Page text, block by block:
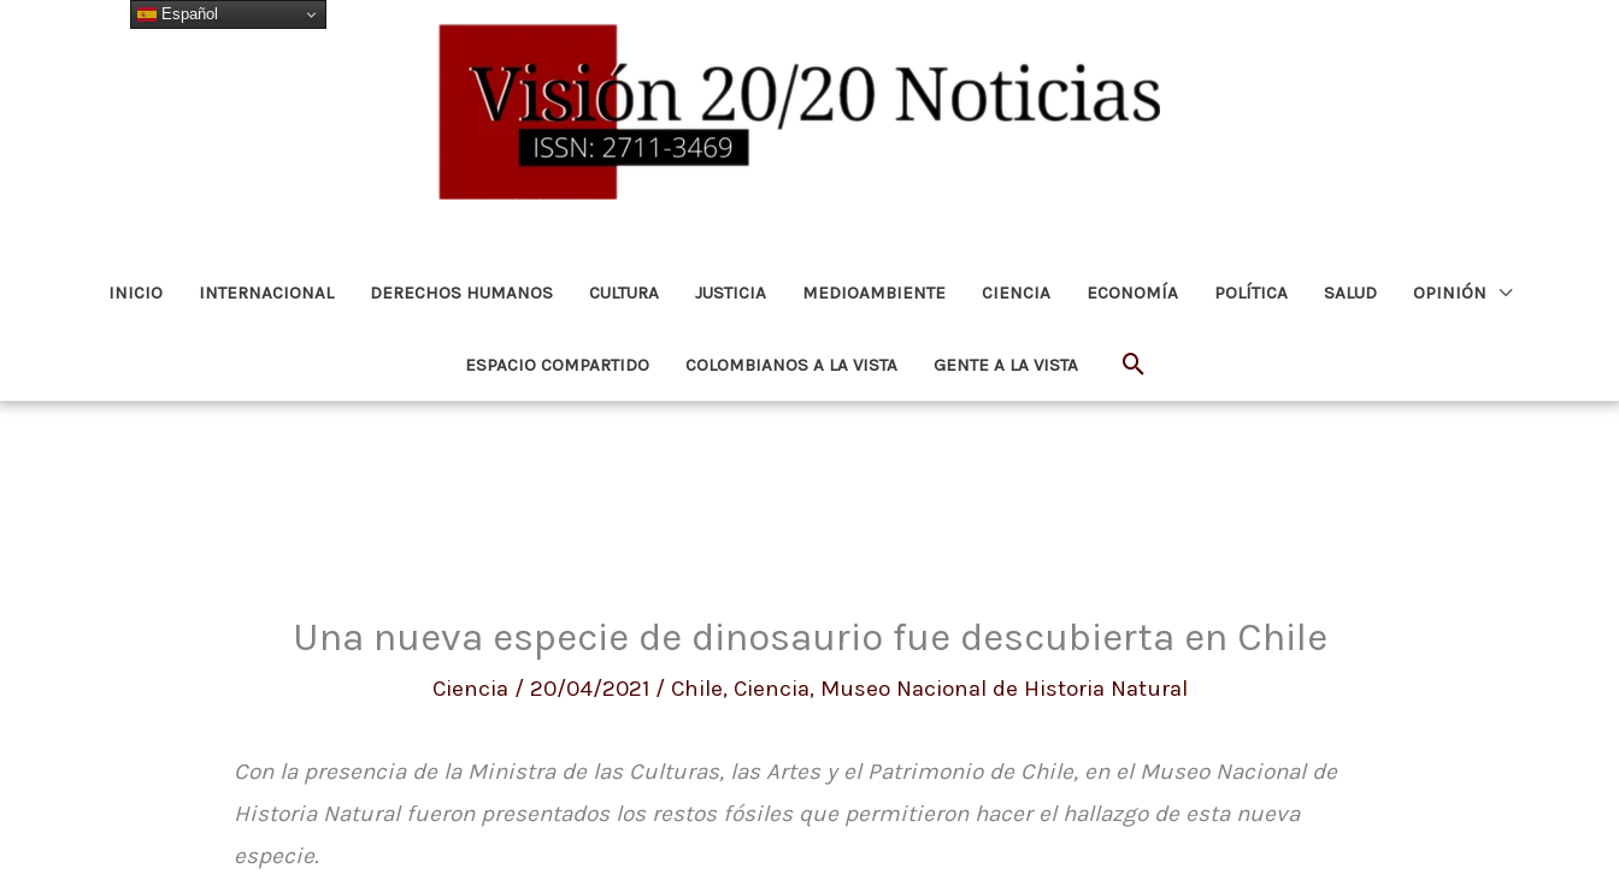
INICIO INTERNACIONAL DERECHOS HUMANOS CULTURA JUSTICIA MEDIOAMBIENTE CIENCIA ECONOMÍA POLÍTICA SALUD OPINIÓN
ESPACIO COMPARTIDO COLOMBIANOS A LA VISTA GENTE A LA VISTA Buscar
Una nueva especie de dinosaurio fue descubierta en Chile
Ciencia / 20/04/2021 / Chile, Ciencia, Museo Nacional de Historia Natural
Con la presencia de la Ministra de las Culturas, las Artes y el Patrimonio de Chile, en el Museo Nacional de
Historia Natural fueron presentados los restos fósiles que permitieron hacer el hallazgo de esta nueva
especie.
Español